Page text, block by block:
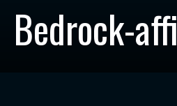
Bedrock-